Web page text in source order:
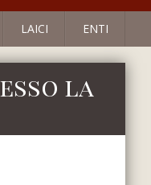
LAICI ENTI
la